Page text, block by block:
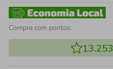
Compre com pontos:
13.253